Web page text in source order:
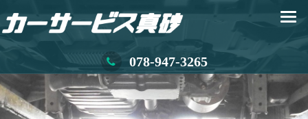
078-947-3265